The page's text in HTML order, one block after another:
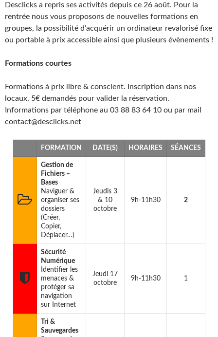
Desclicks a repris ses activités depuis ce 26 août. Pour la
rentrée nous vous proposons de nouvelles formations en
groupes, la possibilité d’acquérir un ordinateur revalorisé fixe
ou portable à prix accessible ainsi que plusieurs évènements !
Formations courtes
Formations à prix libre & conscient. Inscription dans nos
locaux, 5€ demandés pour valider la réservation.
Informations par téléphone au 03 88 83 64 10 ou par mail
contact@desclicks.net
FORMATION DATE(S) HORAIRES SÉANCES
Gestion de
Fichiers –
Bases
Naviguer &
organiser ses
dossiers
(Créer,
Copier,
Déplacer…)
Jeudis 3
& 10
octobre
9h-11h30 2
Sécurité
Numérique
Identifier les
menaces &
protéger sa
navigation
sur Internet
Jeudi 17
octobre
9h-11h30 1
Tri &
Sauvegardes